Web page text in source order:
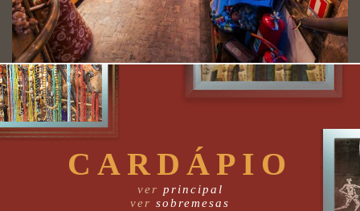
CARDÁPIO
ver principal
ver sobremesas